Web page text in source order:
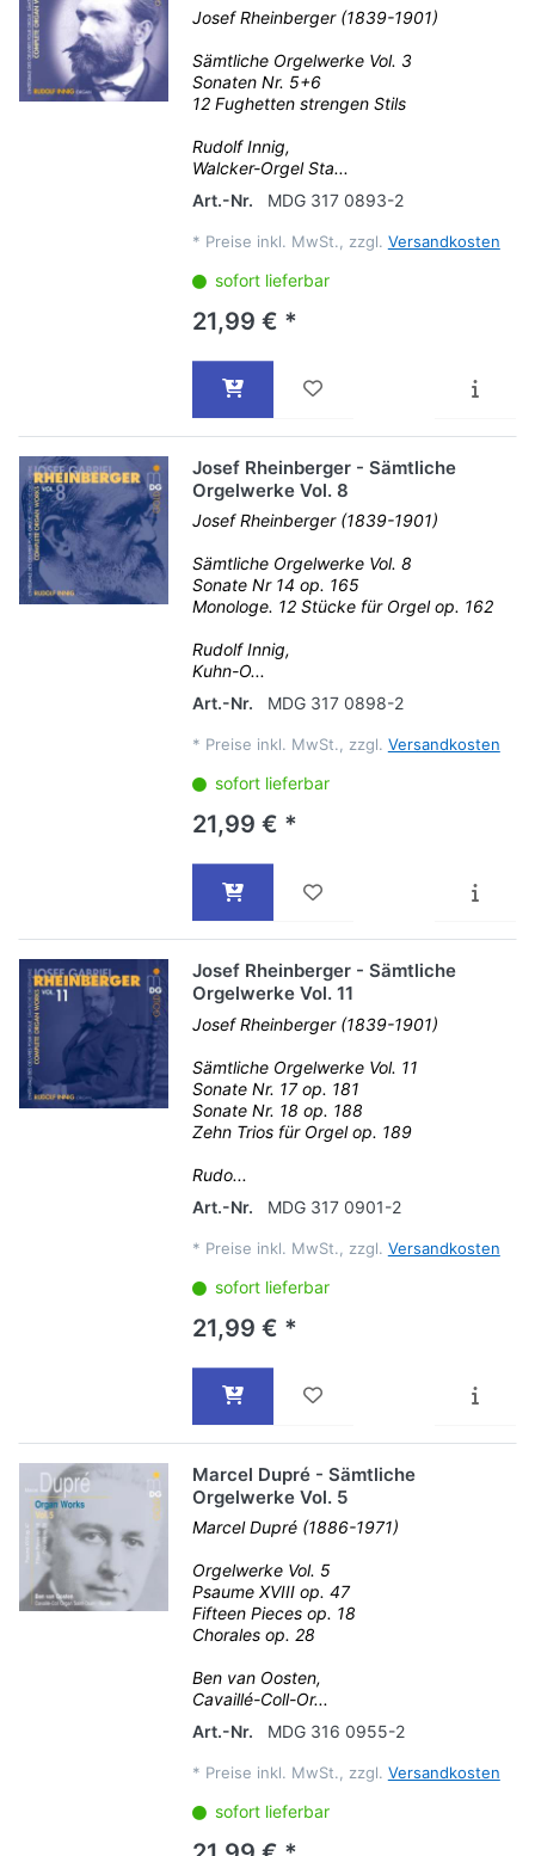
Josef Rheinberger (1839-1901)
Sämtliche Orgelwerke Vol. 3
Sonaten Nr. 5+6
12 Fughetten strengen Stils
Rudolf Innig,
Walcker-Orgel Sta...
Art.-Nr.
MDG 317 0893-2
* Preise inkl. MwSt., zzgl. Versandkosten
sofort lieferbar
21,99 € *
Josef Rheinberger - Sämtliche
Orgelwerke Vol. 8
Josef Rheinberger (1839-1901)
Sämtliche Orgelwerke Vol. 8
Sonate Nr 14 op. 165
Monologe. 12 Stücke für Orgel op. 162
Rudolf Innig,
Kuhn-O...
Art.-Nr.
MDG 317 0898-2
* Preise inkl. MwSt., zzgl. Versandkosten
sofort lieferbar
21,99 € *
Josef Rheinberger - Sämtliche
Orgelwerke Vol. 11
Josef Rheinberger (1839-1901)
Sämtliche Orgelwerke Vol. 11
Sonate Nr. 17 op. 181
Sonate Nr. 18 op. 188
Zehn Trios für Orgel op. 189
Rudo...
Art.-Nr.
MDG 317 0901-2
* Preise inkl. MwSt., zzgl. Versandkosten
sofort lieferbar
21,99 € *
Marcel Dupré - Sämtliche
Orgelwerke Vol. 5
Marcel Dupré (1886-1971)
Orgelwerke Vol. 5
Psaume XVIII op. 47
Fifteen Pieces op. 18
Chorales op. 28
Ben van Oosten,
Cavaillé-Coll-Or...
Art.-Nr.
MDG 316 0955-2
* Preise inkl. MwSt., zzgl. Versandkosten
sofort lieferbar